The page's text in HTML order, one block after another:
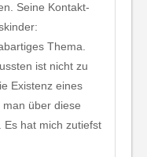
Seine Kontakt-
Thema.
ist nicht zu
Existenz eines
über diese
Es hat mich zutiefst